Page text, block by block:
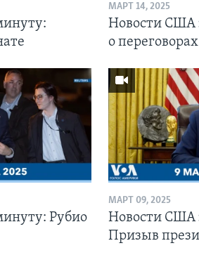
МАРТ 14, 2025
Новости США
о
Рубио
МАРТ 09, 2025
Новости США
Призыв